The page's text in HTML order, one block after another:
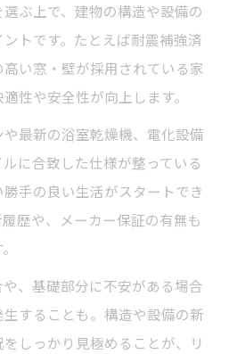
ぶ上で、建物の構造や設備の
トです。たとえば耐震補強済
い窓・壁が採用されている家
性や安全性が向上します。
最新の浴室乾燥機、電化設備
に合致した仕様が整っている
手の良い生活がスタートでき
歴や、メーカー保証の有無も
、基礎部分に不安がある場合
することも。構造や設備の新
しっかり見極めることが、リ